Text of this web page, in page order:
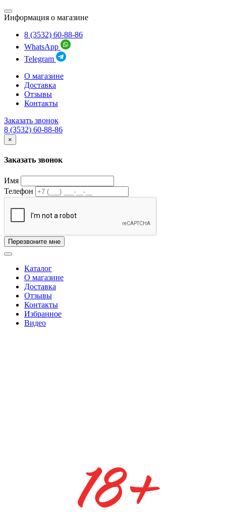
Информация о магазине
8 (3532) 60-88-86
WhatsApp
Telegram
О магазине
Доставка
Отзывы
Контакты
Заказать звонок
8 (3532) 60-88-86
×
Заказать звонок
Имя
Телефон
Перезвоните мне
Каталог
О магазине
Доставка
Отзывы
Контакты
Избранное
Видео